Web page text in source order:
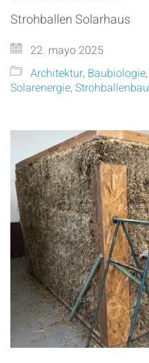
Strohballen Solarhaus
22. mayo 2025
Architektur, Baubiologie,
Solarenergie, Strohballenbau